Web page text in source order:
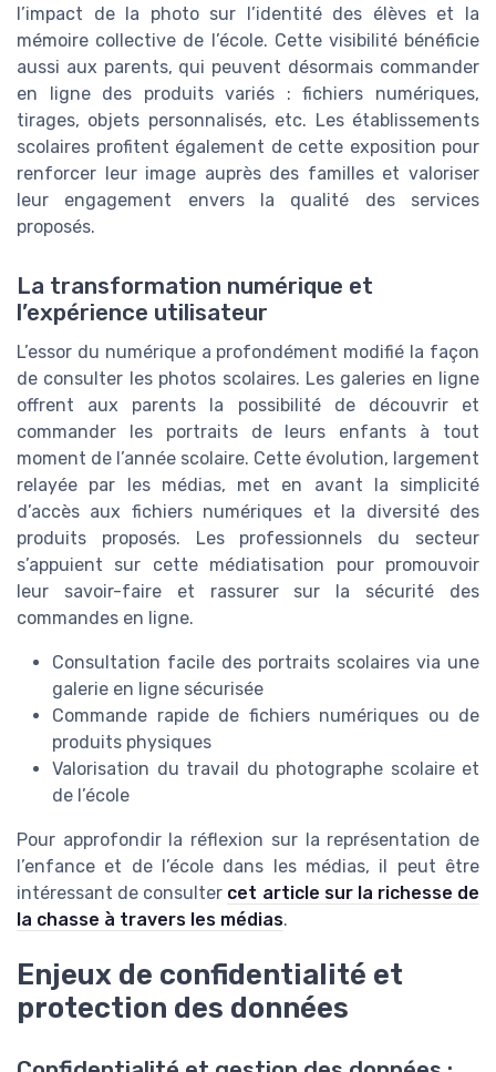
l’impact de la photo sur l’identité des élèves et la
mémoire collective de l’école. Cette visibilité bénéficie
aussi aux parents, qui peuvent désormais commander
en ligne des produits variés : fichiers numériques,
tirages, objets personnalisés, etc. Les établissements
scolaires profitent également de cette exposition pour
renforcer leur image auprès des familles et valoriser
leur engagement envers la qualité des services
proposés.
La transformation numérique et
l’expérience utilisateur
L’essor du numérique a profondément modifié la façon
de consulter les photos scolaires. Les galeries en ligne
offrent aux parents la possibilité de découvrir et
commander les portraits de leurs enfants à tout
moment de l’année scolaire. Cette évolution, largement
relayée par les médias, met en avant la simplicité
d’accès aux fichiers numériques et la diversité des
produits proposés. Les professionnels du secteur
s’appuient sur cette médiatisation pour promouvoir
leur savoir-faire et rassurer sur la sécurité des
commandes en ligne.
Consultation facile des portraits scolaires via une
galerie en ligne sécurisée
Commande rapide de fichiers numériques ou de
produits physiques
Valorisation du travail du photographe scolaire et
de l’école
Pour approfondir la réflexion sur la représentation de
l’enfance et de l’école dans les médias, il peut être
intéressant de consulter cet article sur la richesse de
la chasse à travers les médias.
Enjeux de confidentialité et
protection des données